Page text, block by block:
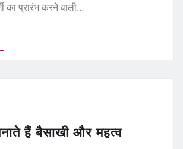
का प्रारंभ करने वाली…
हैं बैसाखी और महत्व